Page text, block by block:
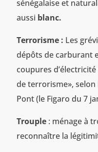
sénégalaise et
aussi blanc.
Terrorisme : Les
dépôts de carburant
coupures
de terrorisme», selon
Pont (le Figaro du 7
Trouple: ménage à
reconnaître la